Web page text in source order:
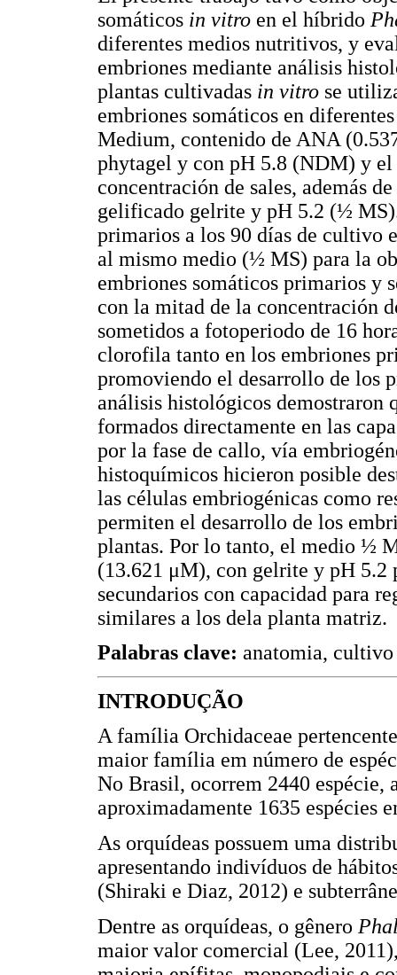
somáticos in vitro en el híbrido
diferentes medios nutritivos, y
embriones mediante análisis
plantas cultivadas in vitro se
embriones somáticos en
Medium, contenido de ANA
phytagel y con pH 5.8 (NDM) y
concentración de sales, además
gelificado gelrite y pH 5.2 (½
primarios a los 90 días de cultivo
al mismo medio (½ MS) para la
embriones somáticos primarios y
con la mitad de la concentración
sometidos a fotoperiodo de 16
clorofila tanto en los embriones
promoviendo el desarrollo de los
análisis histológicos demostraron
formados directamente en las
por la fase de callo, vía
histoquímicos hicieron posible
las células embriogénicas como
permiten el desarrollo de los
plantas. Por lo tanto, el medio ½
(13.621 μM), con gelrite y pH
secundarios con capacidad para
similares a los dela planta matriz.
Palabras clave: anatomia,
INTRODUÇÃO
A família Orchidaceae
maior família em número de
No Brasil, ocorrem 2440 espécie,
aproximadamente 1635 espécies
As orquídeas possuem uma
apresentando indivíduos de
(Shiraki e Diaz, 2012) e
Dentre as orquídeas, o gênero
maior valor comercial (Lee,